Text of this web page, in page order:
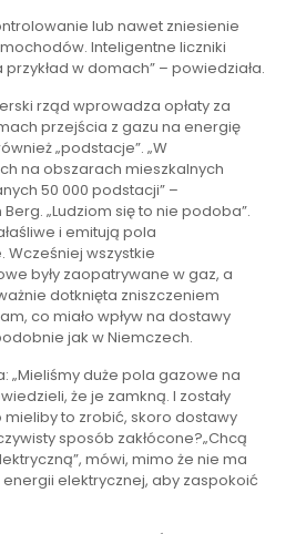
lub nawet zniesienie
Inteligentne liczniki
w domach” – powiedziała.
rząd wprowadza opłaty za
przejścia z gazu na energię
„podstacje”. „W
na obszarach mieszkalnych
50 000 podstacji” –
„Ludziom się to nie podoba”.
i emitują pola
wszystkie
były zaopatrywane w gaz, a
dotknięta zniszczeniem
co miało wpływ na dostawy
jak w Niemczech.
„Mieliśmy duże pola gazowe na
że je zamkną. I zostały
mieliby to zrobić, skoro dostawy
sposób zakłócone?„Chcą
mówi, mimo że nie ma
elektrycznej, aby zaspokoić